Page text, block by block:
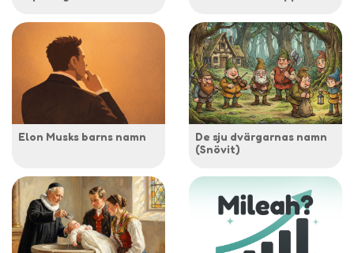
Elon Musks barns namn
De sju dvärgarnas namn
(Snövit)